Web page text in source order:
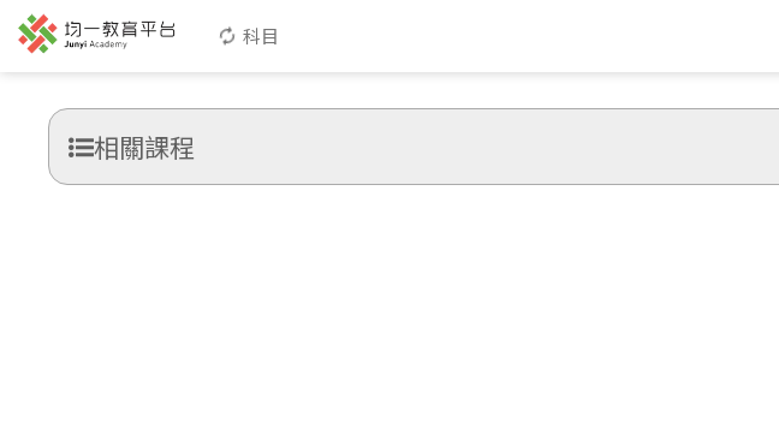
科目
相關課程